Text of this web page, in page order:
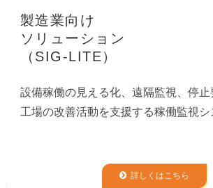
製造業向け
ソリューション
（SIG-LITE）
設備稼働の見える化、遠隔監視、停止
工場の改善活動を支援する稼働監視シ
詳しくはこちら